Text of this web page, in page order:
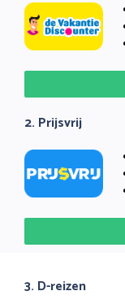
2. Prijsvrij
3. D-reizen